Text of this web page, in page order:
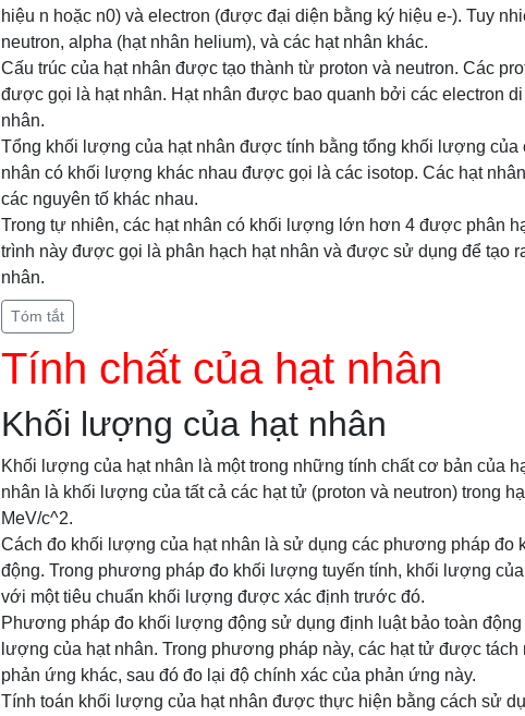
hiệu n hoặc n0) và electron (được đại diện bằng ký hiệu e-). Tuy
neutron, alpha (hạt nhân helium), và các hạt nhân khác.
Cấu trúc của hạt nhân được tạo thành từ proton và neutron. Các
được gọi là hạt nhân. Hạt nhân được bao quanh bởi các electron
nhân.
Tổng khối lượng của hạt nhân được tính bằng tổng khối lượng của
nhân có khối lượng khác nhau được gọi là các isotop. Các hạt
các nguyên tố khác nhau.
Trong tự nhiên, các hạt nhân có khối lượng lớn hơn 4 được phân
trình này được gọi là phân hạch hạt nhân và được sử dụng để tạo
nhân.
Tóm tắt
Tính chất của hạt nhân
Khối lượng của hạt nhân
Khối lượng của hạt nhân là một trong những tính chất cơ bản của
nhân là khối lượng của tất cả các hạt tử (proton và neutron) trong
MeV/c^2.
Cách đo khối lượng của hạt nhân là sử dụng các phương pháp
động. Trong phương pháp đo khối lượng tuyến tính, khối lượng
với một tiêu chuẩn khối lượng được xác định trước đó.
Phương pháp đo khối lượng động sử dụng định luật bảo toàn
lượng của hạt nhân. Trong phương pháp này, các hạt tử được
phản ứng khác, sau đó đo lại độ chính xác của phản ứng này.
Tính toán khối lượng của hạt nhân được thực hiện bằng cách sử